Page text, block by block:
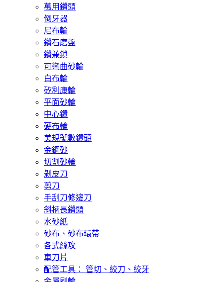
萬用鑽頭
倒牙器
尼布輪
鑽石磨盤
鑽兼鎖
可彎曲砂輪
白布輪
矽利康輪
平面砂輪
中心鑽
硬布輪
美規號數鑽頭
金鋼砂
切割砂輪
剝皮刀
剪刀
手刮刀修邊刀
斜柄長鑽頭
水砂紙
砂布、砂布環帶
各式絲攻
車刀片
配管工具： 管切、絞刀、絞牙